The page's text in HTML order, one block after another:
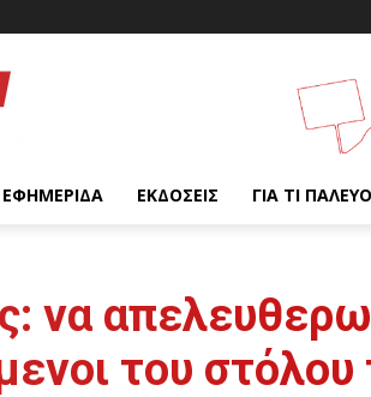
ΕΦΗΜΕΡΊΔΑ ΕΚΔΌΣΕΙΣ ΓΙΑ ΤΙ
να
του στόλου